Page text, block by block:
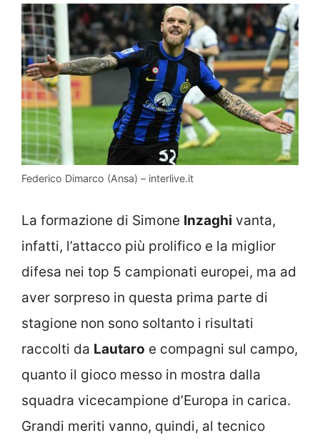
Federico Dimarco (Ansa) – interlive.it
La formazione di Simone Inzaghi vanta,
infatti, l’attacco più prolifico e la miglior
difesa nei top 5 campionati europei, ma ad
aver sorpreso in questa prima parte di
stagione non sono soltanto i risultati
raccolti da Lautaro e compagni sul campo,
quanto il gioco messo in mostra dalla
squadra vicecampione d’Europa in carica.
Grandi meriti vanno, quindi, al tecnico